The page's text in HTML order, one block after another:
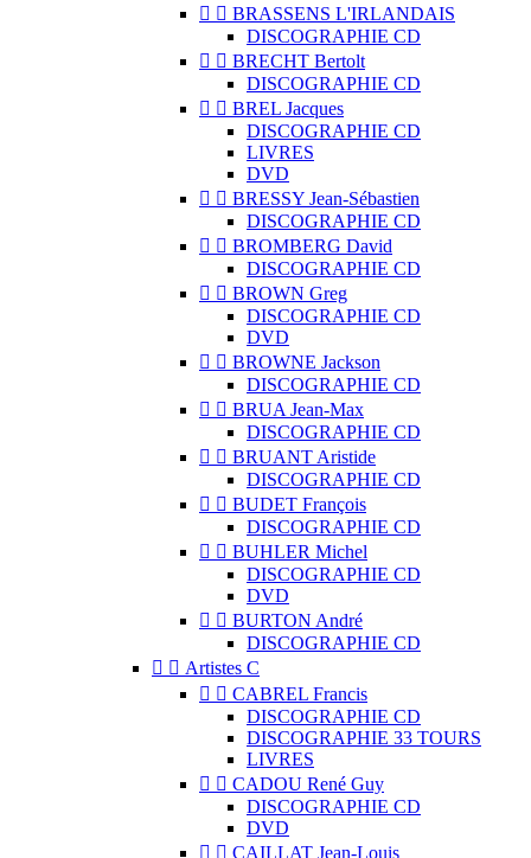
  BRASSENS L'IRLANDAIS
DISCOGRAPHIE CD
  BRECHT Bertolt
DISCOGRAPHIE CD
  BREL Jacques
DISCOGRAPHIE CD
LIVRES
DVD
  BRESSY Jean-Sébastien
DISCOGRAPHIE CD
  BROMBERG David
DISCOGRAPHIE CD
  BROWN Greg
DISCOGRAPHIE CD
DVD
  BROWNE Jackson
DISCOGRAPHIE CD
  BRUA Jean-Max
DISCOGRAPHIE CD
  BRUANT Aristide
DISCOGRAPHIE CD
  BUDET François
DISCOGRAPHIE CD
  BUHLER Michel
DISCOGRAPHIE CD
DVD
  BURTON André
DISCOGRAPHIE CD
  Artistes C
  CABREL Francis
DISCOGRAPHIE CD
DISCOGRAPHIE 33 TOURS
LIVRES
  CADOU René Guy
DISCOGRAPHIE CD
DVD
  CAILLAT Jean-Louis